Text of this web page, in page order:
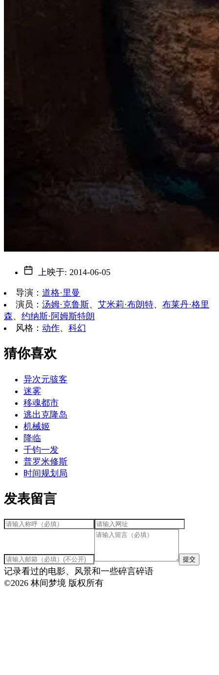
上映于: 2014-06-05
导演 ： 道格·里曼
演员 ： 汤姆·克鲁斯、 艾米莉·布朗特、 布莱丹·格里
森、 约纳斯·阿姆斯特朗
风格 ： 动作、 科幻
猜你喜欢
异次元骇客
迷雾
移魂都市
逃出克隆岛
机械姬
降临
千钧一发
普罗米修斯
时间规划局
发表留言
提交
记录看过的电影、风景和一些碎言碎语
©2026 林间梦境 版权所有